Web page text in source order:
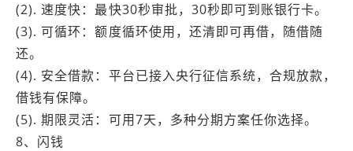
(2). 速度快：最快30秒审批，30秒即可到账银行卡。
(3). 可循环：额度循环使用，还清即可再借，随借随
还。
(4). 安全借款：平台已接入央行征信系统，合规放款，
借钱有保障。
(5). 期限灵活：可用7天，多种分期方案任你选择。
8、闪钱